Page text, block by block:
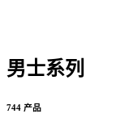
男士系列
744 产品